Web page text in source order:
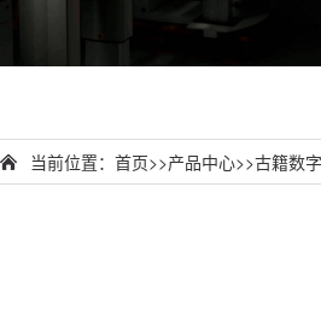
当前位置： 首页>>产品中心>>古籍数